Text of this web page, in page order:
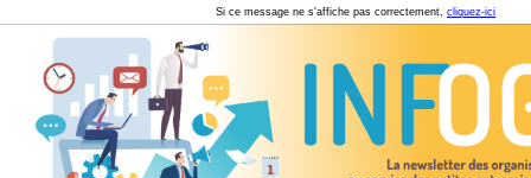
Si ce message ne s'affiche pas correctement, cliquez-ici